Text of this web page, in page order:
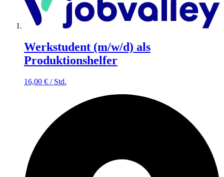
Werkstudent (m/w/d) als
Produktionshelfer
16,00 € / Std.